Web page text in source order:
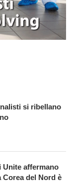
si ribellano
Unite affermano
del Nord è